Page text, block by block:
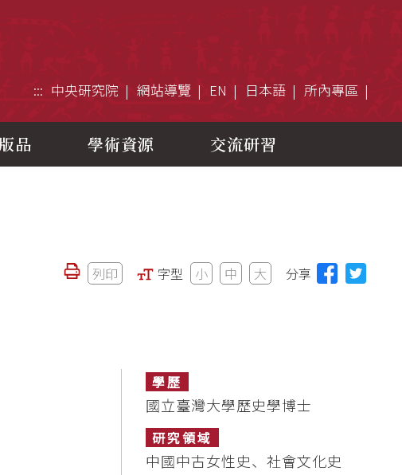
::: 中央研究院 網站導覽 EN 日本語 所內專區
品 學術資源 交流研習
列印 字型 小 中 大 分享
學歷
國立臺灣大學歷史學博士
研究領域
中國中古女性史、社會文化史